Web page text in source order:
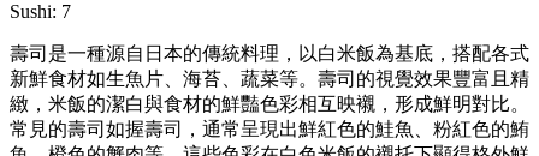
Sushi: 7
壽司是一種源自日本的傳統料理，以白米飯為基底，搭配各式
新鮮食材如生魚片、海苔、蔬菜等。壽司的視覺效果豐富且精
緻，米飯的潔白與食材的鮮豔色彩相互映襯，形成鮮明對比。
常見的壽司如握壽司，通常呈現出鮮紅色的鮭魚、粉紅色的鮪